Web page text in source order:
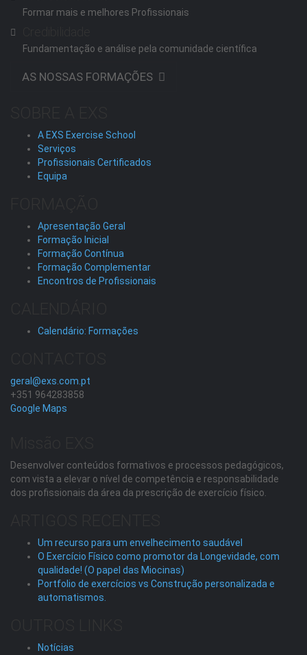
Formar mais e melhores Profissionais
Fundamentação e análise pela comunidade científica
AS NOSSAS FORMAÇÕES
A EXS Exercise School
Serviços
Profissionais Certificados
Equipa
Apresentação Geral
Formação Inicial
Formação Contínua
Formação Complementar
Encontros de Profissionais
Calendário: Formações
geral@exs.com.pt
+351 964283858
Google Maps
Desenvolver conteúdos formativos e processos pedagógicos,
com vista a elevar o nível de competência e responsabilidade
dos profissionais da área da prescrição de exercício físico.
Um recurso para um envelhecimento saudável
O Exercício Físico como promotor da Longevidade, com
qualidade! (O papel das Miocinas)
Portfolio de exercícios vs Construção personalizada e
automatismos.
Notícias